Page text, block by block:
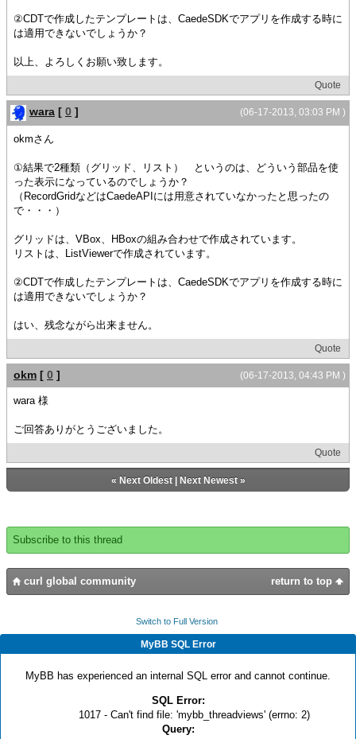
②CDTで作成したテンプレートは、CaedeSDKでアプリを作成する時に
は適用できないでしょうか？
以上、よろしくお願い致します。
Quote
(06-17-2013, 03:03 PM )
wara [ 0 ]
okmさん
①結果で2種類（グリッド、リスト） というのは、どういう部品を使
った表示になっているのでしょうか？
（RecordGridなどはCaedeAPIには用意されていなかったと思ったの
で・・・）
グリッドは、VBox、HBoxの組み合わせで作成されています。
リストは、ListViewerで作成されています。
②CDTで作成したテンプレートは、CaedeSDKでアプリを作成する時に
は適用できないでしょうか？
はい、残念ながら出来ません。
Quote
(06-17-2013, 04:43 PM )
okm [ 0 ]
wara 様
ご回答ありがとうございました。
Quote
« Next Oldest| Next Newest»
Subscribe to this thread
return to top
curl global community
Switch to Full Version
MyBB SQL Error
MyBB has experienced an internal SQL error and cannot continue.
SQL Error:
1017 - Can't find file: 'mybb_threadviews' (errno: 2)
Query: